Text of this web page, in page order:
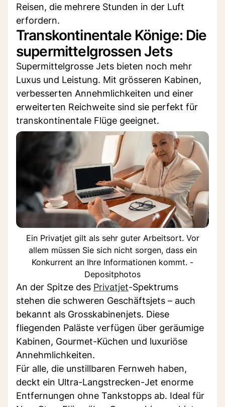
Reisen, die mehrere Stunden in der Luft
erfordern.
Transkontinentale Könige: Die
supermittelgrossen Jets
Supermittelgrosse Jets bieten noch mehr
Luxus und Leistung. Mit grösseren Kabinen,
verbesserten Annehmlichkeiten und einer
erweiterten Reichweite sind sie perfekt für
transkontinentale Flüge geeignet.
Ein Privatjet gilt als sehr guter Arbeitsort. Vor
allem müssen Sie sich nicht sorgen, dass ein
Konkurrent an Ihre Informationen kommt. -
Depositphotos
An der Spitze des Privatjet-Spektrums
stehen die schweren Geschäftsjets – auch
bekannt als Grosskabinenjets. Diese
fliegenden Paläste verfügen über geräumige
Kabinen, Gourmet-Küchen und luxuriöse
Annehmlichkeiten.
Für alle, die unstillbaren Fernweh haben,
deckt ein Ultra-Langstrecken-Jet enorme
Entfernungen ohne Tankstopps ab. Ideal für